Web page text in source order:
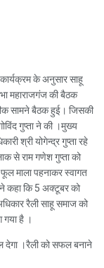
कार्यक्रम के अनुसार साहू
महाराजगंज की बैठक
सामने बैठक हुई। जिसकी
गुप्ता ने की ।मुख्य
श्री योगेन्द्र गुप्ता रहे
से राम गणेश गुप्ता को
फूल माला पहनाकर स्वागत
कहा कि 5 अक्टूबर को
रैली साहू समाज को
गया है ।
देगा ।रैली को सफल बनाने